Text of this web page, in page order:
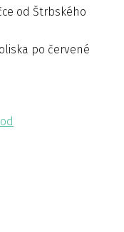
od Štrbského
po červené